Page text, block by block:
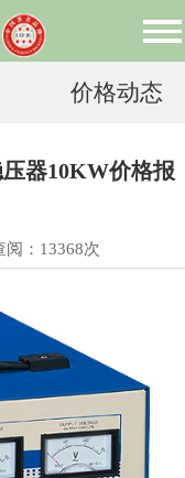
价格动态
器10KW价格报
阅：13368次